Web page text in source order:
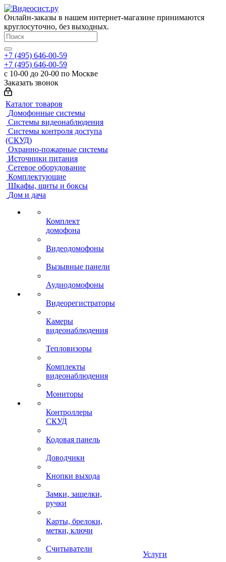
Онлайн-заказы в нашем интернет-магазине принимаются
круглосуточно, без выходных.
+7 (495) 646-00-59
+7 (495) 646-00-59
с 10-00 до 20-00 по Москве
Заказать звонок
Каталог товаров
Домофонные системы
Системы видеонаблюдения
Системы контроля доступа
(СКУД)
Охранно-пожарные системы
Источники питания
Сетевое оборудование
Комплектующие
Шкафы, щиты и боксы
Дом и дача
Комплект
домофона
Видеодомофоны
Вызывные панели
Аудиодомофоны
Видеорегистраторы
Камеры
видеонаблюдения
Тепловизоры
Комплекты
видеонаблюдения
Мониторы
Контроллеры
СКУД
Кодовая панель
Доводчики
Кнопки выхода
Замки, защелки,
ручки
Карты, брелоки,
метки, ключи
Считыватели
Услуги